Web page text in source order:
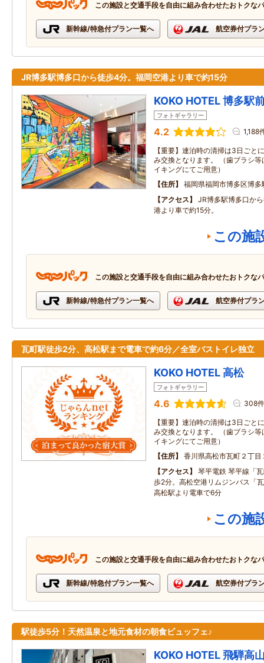
この施設と交通手段を自由に組み合わせたおトクな
新幹線/特急付プラン一覧へ 航空券付プラ
JR博多駅博多口から徒歩4分。福岡空港より車で約15分
KOKO HOTEL 博多駅
フォトギャラリー
4.2 1,188
【重要】連泊時の清掃は3日ごと
み交換となります。 （歯ブラシ
イキングにてご用意）
住所
福岡県福岡市博多区博
アクセス
JR博多駅博多口か
港より車で約15分。
この施
この施設と交通手段を自由に組み合わせたおトクな
新幹線/特急付プラン一覧へ 航空券付プラ
瓦町駅徒歩2分、高松駅まで電車で約6分／全室バストイレ独立
KOKO HOTEL 高松
フォトギャラリー
4.6 308件
【重要】連泊時の清掃は3日ごと
み交換となります。 （歯ブラシ
イキングにてご用意）
住所
香川県高松市瓦町２丁目
アクセス
琴平電鉄 琴平線「
歩2分。高松空港リムジンバス「
高松駅より電車で6分
この施
この施設と交通手段を自由に組み合わせたおトクな
新幹線/特急付プラン一覧へ 航空券付プラ
駅徒歩5分！天然温泉と地元食材の朝食ビュッフェ♪
KOKO HOTEL 飛騨高